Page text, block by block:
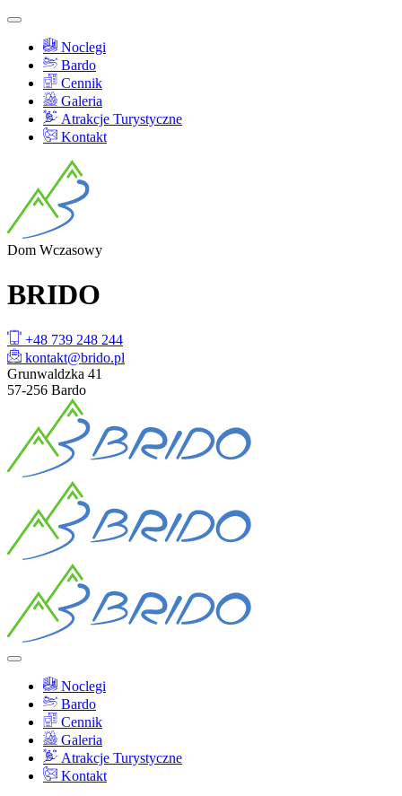
Noclegi
Bardo
Cennik
Galeria
Atrakcje Turystyczne
Kontakt
Dom Wczasowy
BRIDO
+48 739 248 244
kontakt@brido.pl
Grunwaldzka 41
57-256 Bardo
Noclegi
Bardo
Cennik
Galeria
Atrakcje Turystyczne
Kontakt